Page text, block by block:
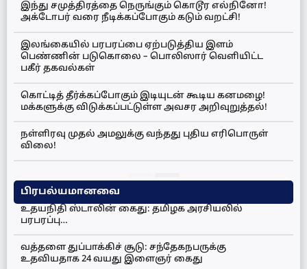
இந்து சமுத்திரத்தை நெருங்கும் கொடூர எல்நினோ!
அக்டோபர் வரை நீடிக்கப்போகும் கடும் வறட்சி!
இலங்கையில் பரபரப்பை ஏற்படுத்திய இளம்
பெண்ணின் படுகொலை – பொலிஸார் வெளியிட்ட
பகீர் தகவல்கள்
கொட்டித் தீர்க்கப்போகும் இடியுடன் கூடிய கனமழை!
மக்களுக்கு விடுக்கப்பட்டுள்ள அவசர அறிவுறுத்தல்!
நள்ளிரவு முதல் அமலுக்கு வந்தது புதிய எரிபொருள்
விலை!
பிரபல்யமானவை
உதயநிதி ஸ்டாலின் கைது: தமிழக அரசியலில்
பரபரப்பு…
வத்தளை துப்பாக்கிச் சூடு: சந்தேகநபருக்கு
உதவியதாக 24 வயது இளைஞர் கைது